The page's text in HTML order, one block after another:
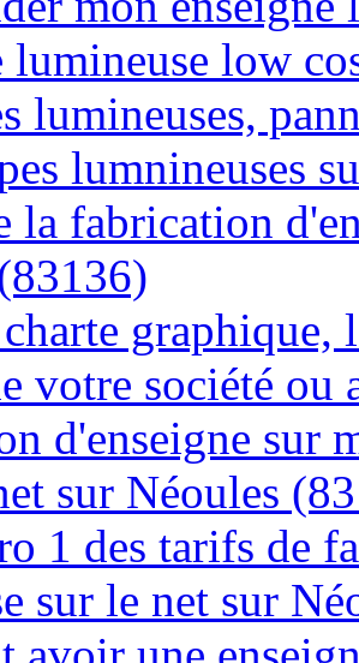
lumineuse low
lumineuses,
lumnineuses
la fabrication
graphique,
votre société
d'enseigne sur
sur Néoules
1 des tarifs de
sur le net sur